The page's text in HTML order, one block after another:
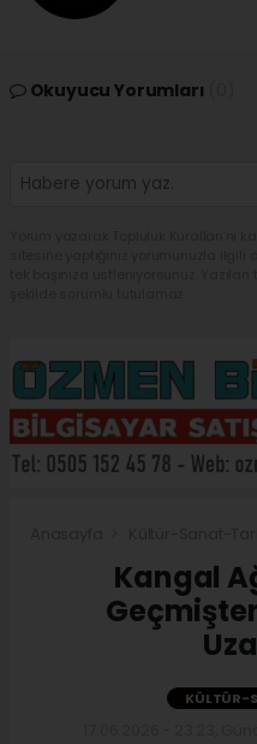
Okuyucu Yorumları
Kangal
KÜLTÜR-